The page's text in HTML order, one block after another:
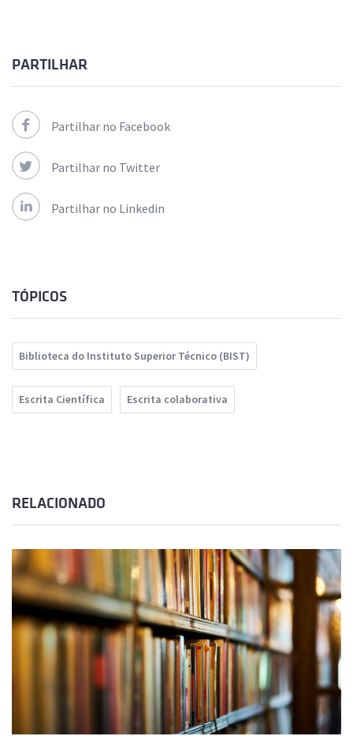
PARTILHAR
Partilhar no Facebook
Partilhar no Twitter
Partilhar no Linkedin
TÓPICOS
Biblioteca do Instituto Superior Técnico (BIST)
Escrita Científica Escrita colaborativa
RELACIONADO